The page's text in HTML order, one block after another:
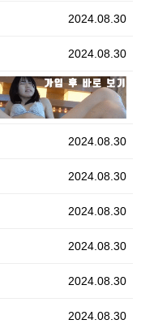
2024.08.30
2024.08.30
2024.08.30
2024.08.30
2024.08.30
2024.08.30
2024.08.30
2024.08.30
2024.08.30